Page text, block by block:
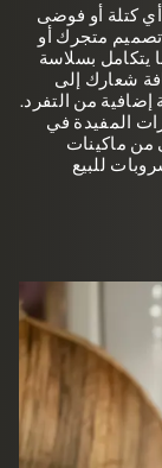
كتلة أو فوضى
تصميم متجرك أو
يتكامل بسلاسة
شعارك إلى
من التفرد.
المفيدة في
من ماكينات
للبيع